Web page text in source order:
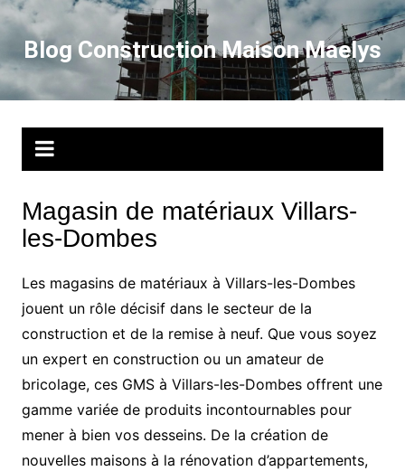
Aller
contenuBlog Construction Maison Maelys
Magasin de matériaux Villars-
les-Dombes
Les magasins de matériaux à Villars-les-Dombes
jouent un rôle décisif dans le secteur de la
construction et de la remise à neuf. Que vous soyez
un expert en construction ou un amateur de
bricolage, ces GMS à Villars-les-Dombes offrent une
gamme variée de produits incontournables pour
mener à bien vos desseins. De la création de
nouvelles maisons à la rénovation d’appartements,